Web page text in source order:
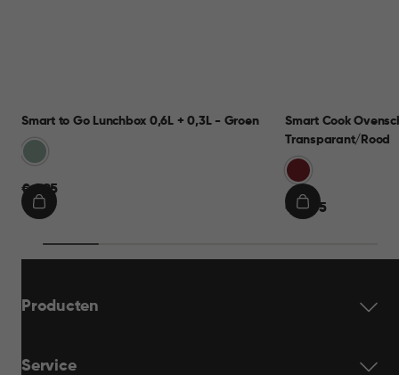
Smart to Go Lunchbox 0,6L + 0,3L - Groen
Groen
€
9,95
€ 9,95
IN
Smart Cook
Transparant/Rood
Rood
€€ 19,95
IN
Producten
Service